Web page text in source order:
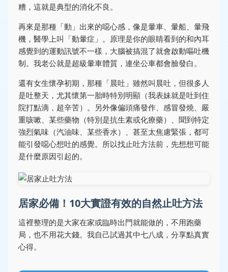
糟，這就是典型的消化不良。
再來是那種「動」出來的噁心感，像是暈車、暈船、暈飛
機，醫學上叫「動暈症」。原理是你的眼睛看到的和內耳
感覺到的運動訊號不一樣，大腦被搞混了就會啟動嘔吐機
制。我老公就是超級暈車體質，連坐公車都會臉發白。
還有女生懷孕初期，那種「晨吐」雖然叫晨吐，但很多人
是吐整天，尤其懷第一胎時特別明顯（我表妹就是吐到住
院打點滴，超辛苦）。另外像偏頭痛發作、感冒發燒、嚴
重咳嗽、某些藥物（特別是抗生素或化療藥）、聞到特定
強烈氣味（汽油味、某些香水）、甚至太焦慮緊張，都可
能引發噁心想吐的感覺。所以找止吐方法前，先想想可能
是什麼原因引起的。
居家必備！10大實證有效的自然止吐方法
這裡整理的是大家在家或臨時出門就能做的，不用跑藥
局，也不用花大錢。我自己試過其中七八成，分享點真實
心得。